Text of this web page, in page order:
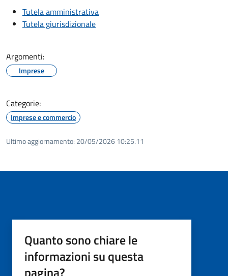
Tutela amministrativa
Tutela giurisdizionale
Argomenti:
Imprese
Categorie:
Imprese e commercio
Ultimo aggiornamento: 20/05/2026 10:25.11
Quanto sono chiare le
informazioni su questa
pagina?